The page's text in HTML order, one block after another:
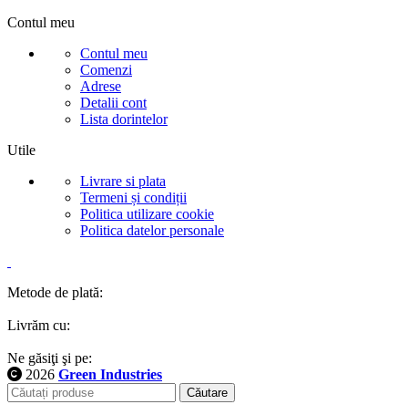
Contul meu
Contul meu
Comenzi
Adrese
Detalii cont
Lista dorintelor
Utile
Livrare si plata
Termeni și condiții
Politica utilizare cookie
Politica datelor personale
Metode de plată:
Livrăm cu:
Ne găsiţi şi pe:
2026 Green Industries
Căutare